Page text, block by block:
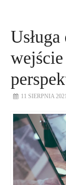
DORADZTWO
PLAN
PROEXIO
11 SIERPNIA 2021